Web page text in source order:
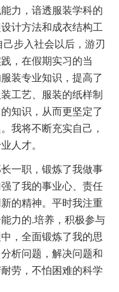
力，谙透服装学科的
计方法和成衣结构工
步入社会以后，游刃
，在假期实习的当
装专业知识，提高了
工艺、服装的纸样制
知识，从而更坚定了
我将不断充实自己，
人才。
一职，锻炼了我做事
了我的事业心、责任
的精神。平时我注重
力的.培养，积极参与
，全面锻炼了我的思
析问题，解决问题和
劳，不怕困难的科学